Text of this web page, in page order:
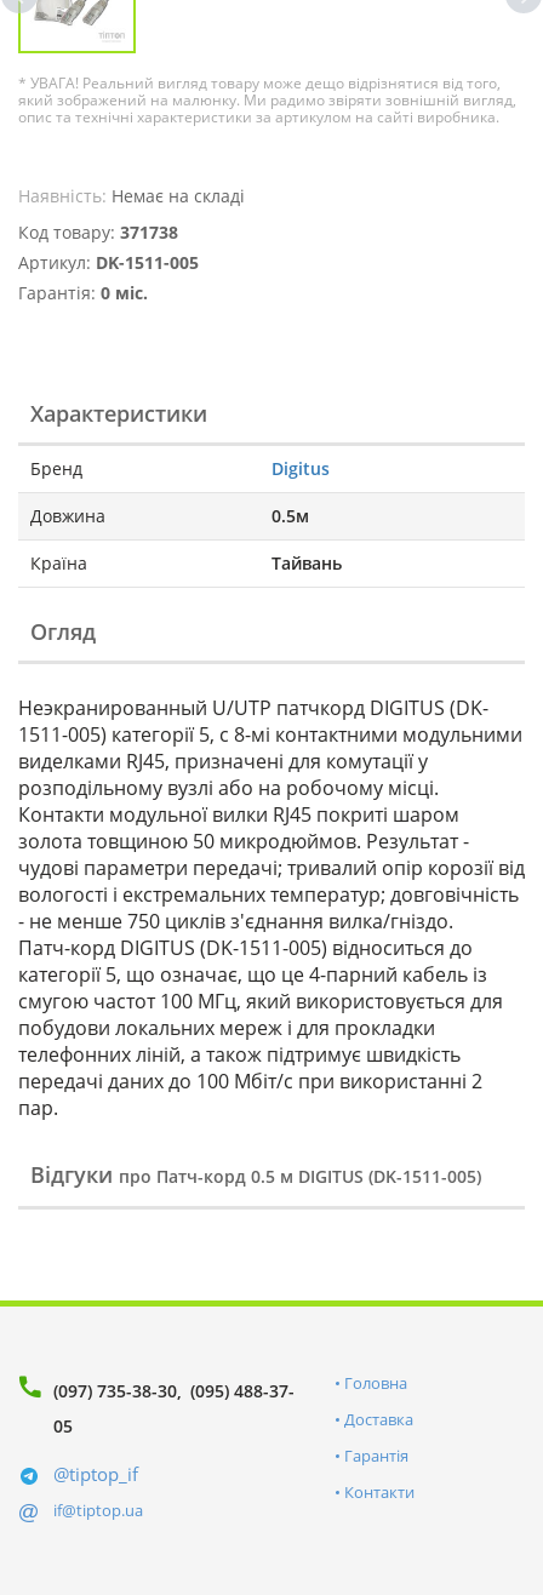
* УВАГА! Реальний вигляд товару може дещо відрізнятися від того,
який зображений на малюнку. Ми радимо звіряти зовнішній вигляд,
опис та технічні характеристики за артикулом на сайті виробника.
Наявність: Немає на складі
Код товару: 371738
Артикул: DK-1511-005
Гарантія: 0 міс.
Характеристики
Бренд Digitus
Довжина 0.5м
Країна Тайвань
Огляд
Неэкранированный U/UTP патчкорд DIGITUS (DK-
1511-005) категорії 5, c 8-мі контактними модульними
виделками RJ45, призначені для комутації у
розподільному вузлі або на робочому місці.
Контакти модульної вилки RJ45 покриті шаром
золота товщиною 50 микродюймов. Результат -
чудові параметри передачі; тривалий опір корозії від
вологості і екстремальних температур; довговічність
- не менше 750 циклів з'єднання вилка/гніздо.
Патч-корд DIGITUS (DK-1511-005) відноситься до
категорії 5, що означає, що це 4-парний кабель із
смугою частот 100 МГц, який використовується для
побудови локальних мереж і для прокладки
телефонних ліній, а також підтримує швидкість
передачі даних до 100 Мбіт/с при використанні 2
пар.
Відгуки про Патч-корд 0.5 м DIGITUS (DK-1511-005)
(097) 735-38-30 (095) 488-37-
05
@tiptop_if
if@tiptop.ua
Головна
Доставка
Гарантія
Контакти